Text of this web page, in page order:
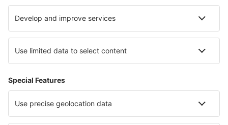
Cazare in Haskovo Cazare in Val di Fassa
Cazare in Padjelanta National Park